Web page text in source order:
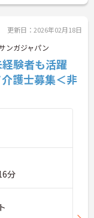
更新日：2026年02月18日
ンガジャパン
験者も活躍
護士募集＜非
分